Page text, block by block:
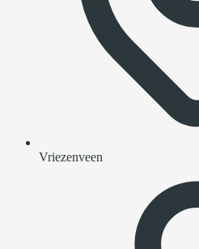
Vriezenveen